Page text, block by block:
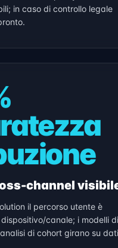
in caso di controllo legale
channel
il percorso utente è
canale; i modelli di
di cohort girano su dati